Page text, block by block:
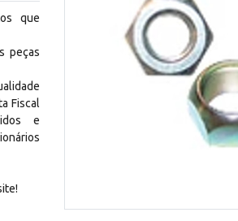
que
peças
Fiscal
e